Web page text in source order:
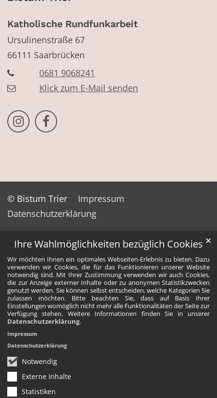
Ihre Wahlmöglichkeiten bezüglich Cookies
Wir möchten Ihnen ein optimales Webseiten-Erlebnis zu bieten. Dazu
verwenden wir Cookies, die für das Funktionieren unserer Website
notwendig sind. Mit Ihrer Zustimmung verwenden wir auch Cookies,
die zur Anzeige externer Inhalte oder zu anonymen Statistikzwecken
genutzt werden. Sie können selbst entscheiden, welche Kategorien Sie
zulassen möchten. Bitte beachten Sie, dass auf Basis Ihrer
Einstellungen womöglich nicht mehr alle Funktionalitäten der Seite zur
Verfügung stehen. Weitere Informationen finden Sie in unserer
Datenschutzerklärung.
Notwendig
Externe Inhalte
Statistiken
✕
Impressum
Datenschutzerklärung
Katholische Rundfunkarbeit
Ursulinenstraße 67
66111 Saarbrücken
0681 9068241
Klick zum E-Mail senden
Bistum Trier auf Instragram
Bistum Trier auf Facebook
© Bistum Trier
Impressum
Datenschutzerklärung